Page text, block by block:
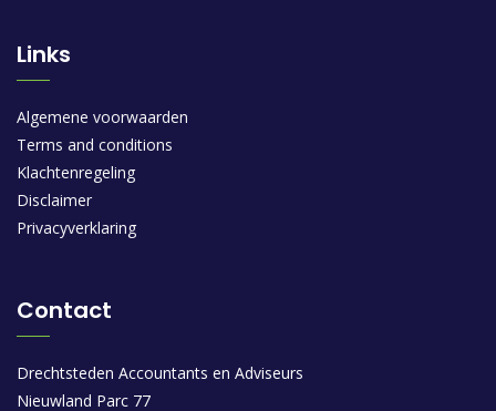
Links
Algemene voorwaarden
Terms and conditions
Klachtenregeling
Disclaimer
Privacyverklaring
Contact
Drechtsteden Accountants en Adviseurs
Nieuwland Parc 77